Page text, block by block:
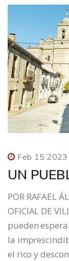
Feb 15 2023
UN
POR RAFAEL
OFICIAL DE
pueden
la
el rico y